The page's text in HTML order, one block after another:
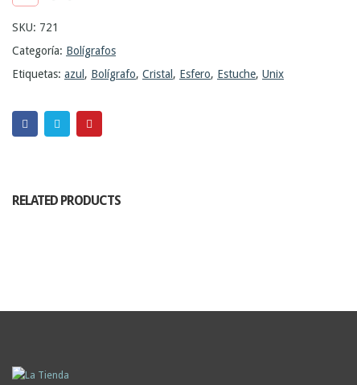
SKU: 721
Categoría: Bolígrafos
Etiquetas: azul , Bolígrafo, Cristal , Esfero, Estuche, Unix
RELATED PRODUCTS